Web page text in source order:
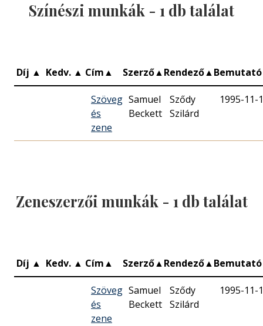
Színészi munkák - 1 db találat
Díj ▲ Kedv. ▲ Cím▲ Szerző▲Rendező▲
Szöveg
és
zene
Samuel
Beckett
Sződy
Szilárd
1995-11-
Zeneszerzői munkák - 1 db találat
Díj ▲ Kedv. ▲ Cím▲ Szerző▲Rendező▲
Szöveg
és
zene
Samuel
Beckett
Sződy
Szilárd
1995-11-